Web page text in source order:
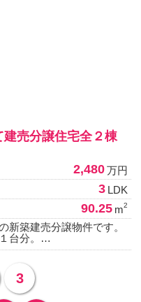
建売分譲住宅全２棟
2,480 万円
3 LDK
90.25 m2
新築建売分譲物件です。
台分。…
3